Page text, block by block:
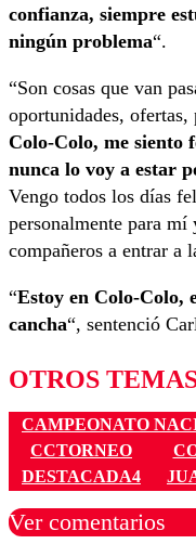
confianza, siempre
ningún problema“.
“Son cosas que van
oportunidades, ofertas,
Colo-Colo, me siento
nunca lo voy a estar
Vengo todos los días
personalmente para
compañeros a entrar a
“Estoy en Colo-Colo,
cancha“, sentenció
OTROS
CAMPEONATO
CCTORNEO
DESTACADA4
Ver comentarios